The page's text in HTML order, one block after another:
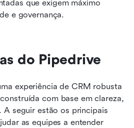
que exigem máximo
e governança.
do Pipedrive
experiência de CRM robusta
com base em clareza,
A seguir estão os principais
as equipes a entender